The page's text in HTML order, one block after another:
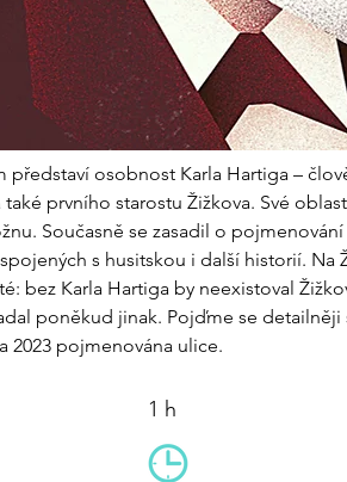
představí osobnost Karla Hartiga –
prvního starostu Žižkova. Své
Současně se zasadil o
s husitskou i další historií. Na
bez Karla Hartiga by neexistoval
poněkud jinak. Pojďme se
2023 pojmenována ulice.
1 h